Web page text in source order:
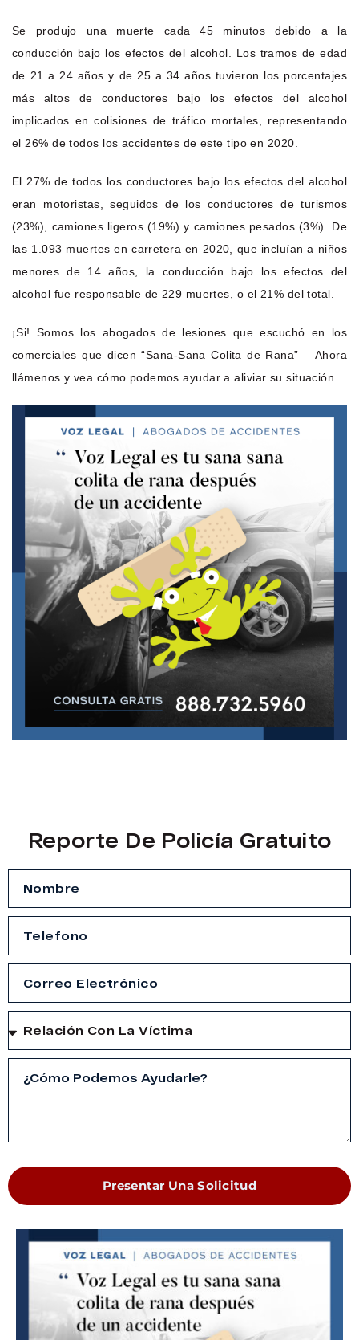
Se produjo una muerte cada 45 minutos debido a la
conducción bajo los efectos del alcohol. Los tramos de edad
de 21 a 24 años y de 25 a 34 años tuvieron los porcentajes
más altos de conductores bajo los efectos del alcohol
implicados en colisiones de tráfico mortales, representando
el 26% de todos los accidentes de este tipo en 2020.
El 27% de todos los conductores bajo los efectos del alcohol
eran motoristas, seguidos de los conductores de turismos
(23%), camiones ligeros (19%) y camiones pesados (3%). De
las 1.093 muertes en carretera en 2020, que incluían a niños
menores de 14 años, la conducción bajo los efectos del
alcohol fue responsable de 229 muertes, o el 21% del total.
¡Si! Somos los abogados de lesiones que escuchó en los
comerciales que dicen “Sana-Sana Colita de Rana” – Ahora
llámenos y vea cómo podemos ayudar a aliviar su situación.
Reporte De Policía Gratuito
Presentar Una Solicitud